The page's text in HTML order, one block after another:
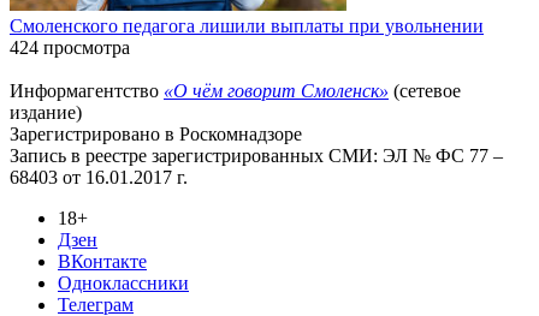
Смоленского педагога лишили выплаты при увольнении
424 просмотра
Информагентство «О чём говорит Смоленск» (сетевое
издание)
Зарегистрировано в Роскомнадзоре
Запись в реестре зарегистрированных СМИ: ЭЛ № ФС 77 –
68403 от 16.01.2017 г.
18+
Дзен
ВКонтакте
Одноклассники
Телеграм